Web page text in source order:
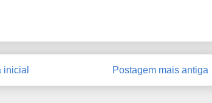
Postagem mais antiga
inicial